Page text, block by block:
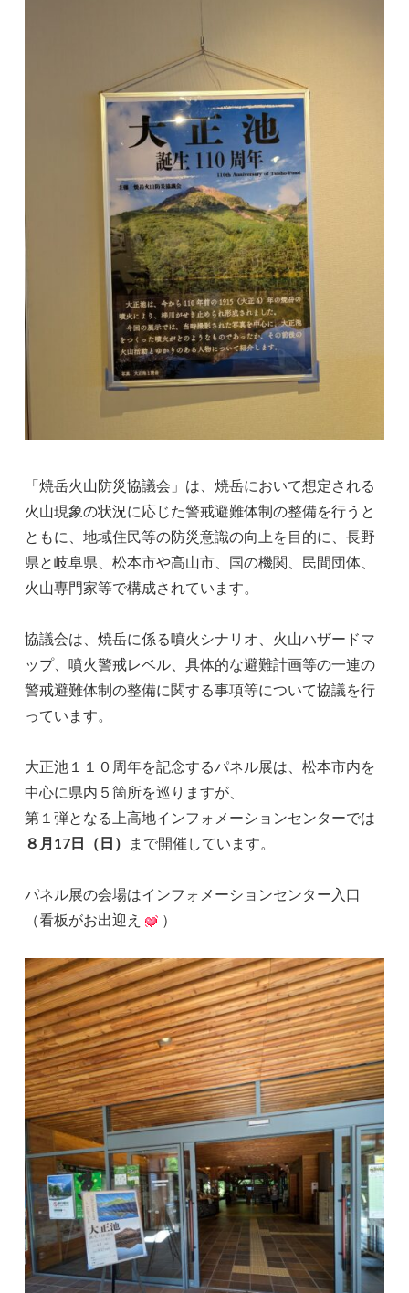
「焼岳火山防災協議会」は、焼岳において想定される
火山現象の状況に応じた警戒避難体制の整備を行うと
ともに、地域住民等の防災意識の向上を目的に、長野
県と岐阜県、松本市や高山市、国の機関、民間団体、
火山専門家等で構成されています。
協議会は、焼岳に係る噴火シナリオ、火山ハザードマ
ップ、噴火警戒レベル、具体的な避難計画等の一連の
警戒避難体制の整備に関する事項等について協議を行
っています。
大正池１１０周年を記念するパネル展は、松本市内を
中心に県内５箇所を巡りますが、
第１弾となる上高地インフォメーションセンターでは
８月17日（日）
まで開催しています。
パネル展の会場はインフォメーションセンター入口
（看板がお出迎え
）